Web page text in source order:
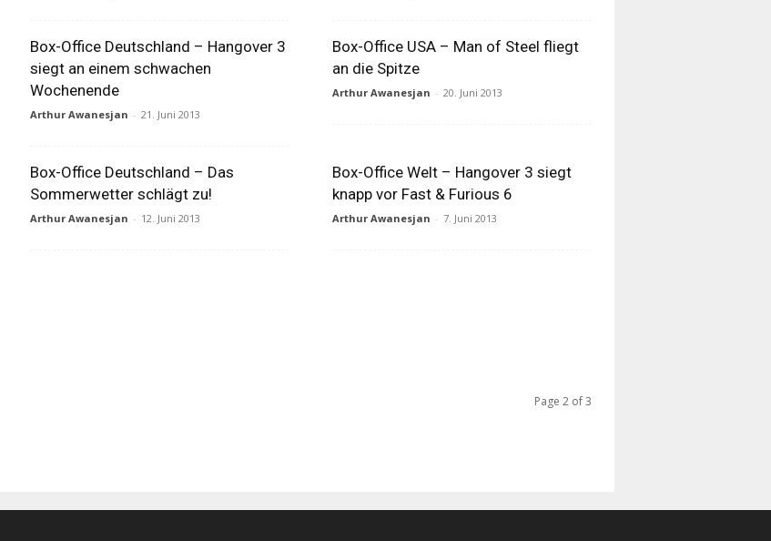
Box-Office Deutschland – Hangover 3
siegt an einem schwachen
Wochenende
Arthur Awanesjan - 21. Juni 2013
Box-Office USA – Man of Steel fliegt
an die Spitze
Arthur Awanesjan - 20. Juni 2013
Box-Office Deutschland – Das
Sommerwetter schlägt zu!
Arthur Awanesjan - 12. Juni 2013
Box-Office Welt – Hangover 3 siegt
knapp vor Fast & Furious 6
Arthur Awanesjan - 7. Juni 2013
Page 2 of 3